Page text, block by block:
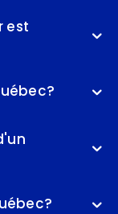
est